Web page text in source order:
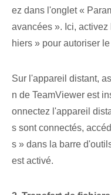
ez dans l'onglet «
avancées ». Ici,
hiers » pour autoriser
Sur l'appareil distant,
n de TeamViewer est
onnectez l'appareil
s sont connectés,
s » dans la barre
est activé.